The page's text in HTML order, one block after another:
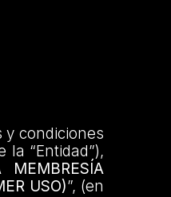
y condiciones
“Entidad”),
USO)”, (en